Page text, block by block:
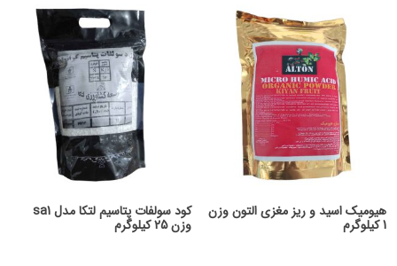
هیومیک اسید و ریز مغزی التون وزن
1 کیلوگرم
کود سولفات پتاسیم لتکا مدل sa1
وزن 25 کیلوگرم